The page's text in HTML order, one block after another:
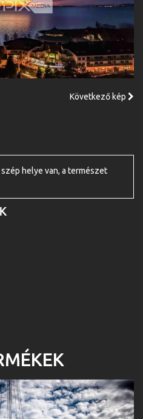
Következő kép
helye van, a természet